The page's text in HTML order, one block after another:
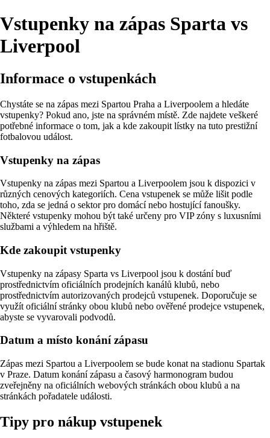
Vstupenky na zápas Sparta vs
Liverpool
Informace o vstupenkách
Chystáte se na zápas mezi Spartou Praha a Liverpoolem a hledáte
vstupenky? Pokud ano, jste na správném místě. Zde najdete veškeré
potřebné informace o tom, jak a kde zakoupit lístky na tuto prestižní
fotbalovou událost.
Vstupenky na zápas
Vstupenky na zápas mezi Spartou a Liverpoolem jsou k dispozici v
různých cenových kategoriích. Cena vstupenek se může lišit podle
toho, zda se jedná o sektor pro domácí nebo hostující fanoušky.
Některé vstupenky mohou být také určeny pro VIP zóny s luxusními
službami a výhledem na hřiště.
Kde zakoupit vstupenky
Vstupenky na zápasy Sparta vs Liverpool jsou k dostání buď
prostřednictvím oficiálních prodejních kanálů klubů, nebo
prostřednictvím autorizovaných prodejců vstupenek. Doporučuje se
využít oficiální stránky obou klubů nebo ověřené prodejce vstupenek,
abyste se vyvarovali podvodů.
Datum a místo konání zápasu
Zápas mezi Spartou a Liverpoolem se bude konat na stadionu Spartak
v Praze. Datum konání zápasu a časový harmonogram budou
zveřejněny na oficiálních webových stránkách obou klubů a na
stránkách pořadatele události.
Tipy pro nákup vstupenek